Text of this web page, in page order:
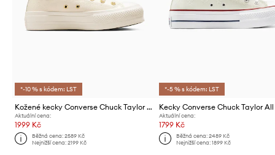
*-10 % s kódem: LST
Kožené kecky Converse Chuck Taylor All Star Lift
Aktuální cena:
1999 Kč
Běžná cena:2589 Kč
Nejnižší cena:2199 Kč
*-5 % s kódem: LST
Aktuální cena:
1799 Kč
Běžná cena: 2489 Kč
Nejnižší cena: 1899 Kč